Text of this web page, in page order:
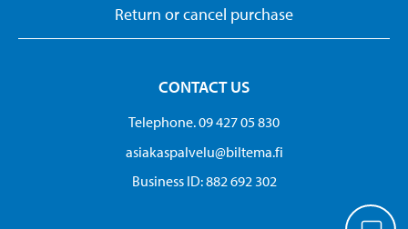
Return or cancel purchase
CONTACT US
Telephone. 09 427 05 830
asiakaspalvelu@biltema.fi
Business ID:​ 882 692 302